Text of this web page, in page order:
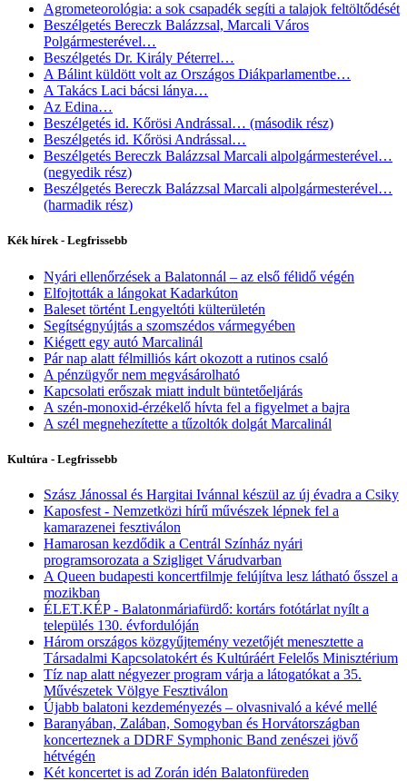
Agrometeorológia: a sok csapadék segíti a talajok feltöltődését
Beszélgetés Bereczk Balázzsal, Marcali Város
Polgármesterével…
Beszélgetés Dr. Király Péterrel…
A Bálint küldött volt az Országos Diákparlamentbe…
A Takács Laci bácsi lánya…
Az Edina…
Beszélgetés id. Kőrösi Andrással… (második rész)
Beszélgetés id. Kőrösi Andrással…
Beszélgetés Bereczk Balázzsal Marcali alpolgármesterével…
(negyedik rész)
Beszélgetés Bereczk Balázzsal Marcali alpolgármesterével…
(harmadik rész)
Kék hírek - Legfrissebb
Nyári ellenőrzések a Balatonnál – az első félidő végén
Elfojtották a lángokat Kadarkúton
Baleset történt Lengyeltóti külterületén
Segítségnyújtás a szomszédos vármegyében
Kiégett egy autó Marcalinál
Pár nap alatt félmilliós kárt okozott a rutinos csaló
A pénzügyőr nem megvásárolható
Kapcsolati erőszak miatt indult büntetőeljárás
A szén-monoxid-érzékelő hívta fel a figyelmet a bajra
A szél megnehezítette a tűzoltók dolgát Marcalinál
Kultúra - Legfrissebb
Szász Jánossal és Hargitai Ivánnal készül az új évadra a Csiky
Kaposfest - Nemzetközi hírű művészek lépnek fel a
kamarazenei fesztiválon
Hamarosan kezdődik a Centrál Színház nyári
programsorozata a Szigliget Várudvarban
A Queen budapesti koncertfilmje felújítva lesz látható ősszel a
mozikban
ÉLET.KÉP - Balatonmáriafürdő: kortárs fotótárlat nyílt a
település 130. évfordulóján
Három országos közgyűjtemény vezetőjét menesztette a
Társadalmi Kapcsolatokért és Kultúráért Felelős Minisztérium
Tíz nap alatt négyezer program várja a látogatókat a 35.
Művészetek Völgye Fesztiválon
Újabb balatoni kezdeményezés – olvasnivaló a kévé mellé
Baranyában, Zalában, Somogyban és Horvátországban
koncerteznek a DDRF Symphonic Band zenészei jövő
hétvégén
Két koncertet is ad Zorán idén Balatonfüreden